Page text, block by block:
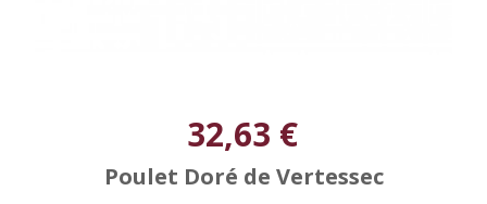
32,63 €
Poulet Doré de Vertessec